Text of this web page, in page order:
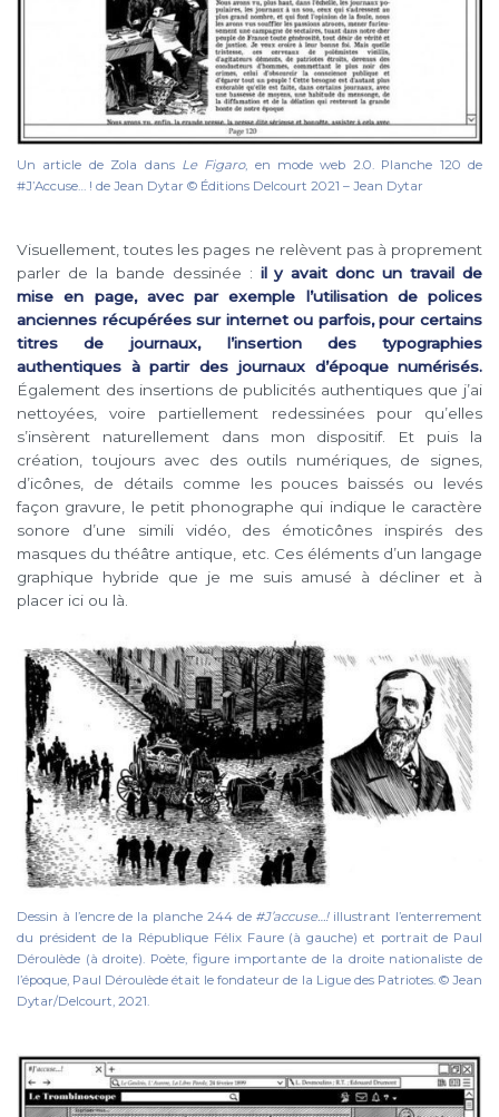
Un article de Zola dans Le Figaro, en mode web 2.0. Planche 120 de
#J’Accuse… ! de Jean Dytar © Éditions Delcourt 2021 – Jean Dytar
Visuellement, toutes les pages ne relèvent pas à proprement
parler de la bande dessinée : il y avait donc un travail de
mise en page, avec par exemple l’utilisation de polices
anciennes récupérées sur internet ou parfois, pour certains
titres de journaux, l’insertion des typographies
authentiques à partir des journaux d’époque numérisés.
Également des insertions de publicités authentiques que j’ai
nettoyées, voire partiellement redessinées pour qu’elles
s’insèrent naturellement dans mon dispositif. Et puis la
création, toujours avec des outils numériques, de signes,
d’icônes, de détails comme les pouces baissés ou levés
façon gravure, le petit phonographe qui indique le caractère
sonore d’une simili vidéo, des émoticônes inspirés des
masques du théâtre antique, etc. Ces éléments d’un langage
graphique hybride que je me suis amusé à décliner et à
placer ici ou là.
Dessin à l’encre de la planche 244 de #J’accuse…!illustrant l’enterrement
du président de la République Félix Faure (à gauche) et portrait de Paul
Déroulède (à droite). Poète, figure importante de la droite nationaliste de
l’époque, Paul Déroulède était le fondateur de la Ligue des Patriotes. © Jean
Dytar/Delcourt, 2021.